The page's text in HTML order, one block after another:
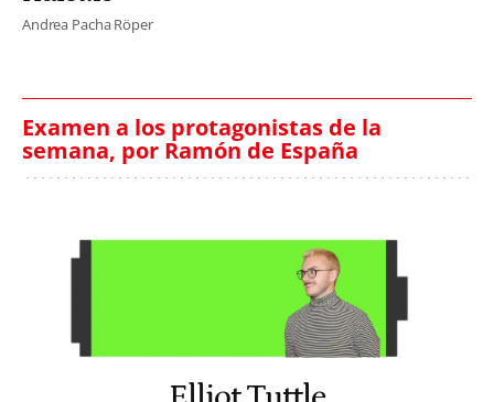
Andrea Pacha Röper
Examen a los protagonistas de la
semana, por Ramón de España